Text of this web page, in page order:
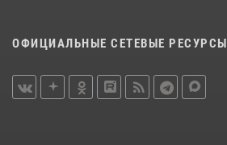
ОФИЦИАЛЬНЫЕ СЕТЕВЫЕ РЕСУРСЫ